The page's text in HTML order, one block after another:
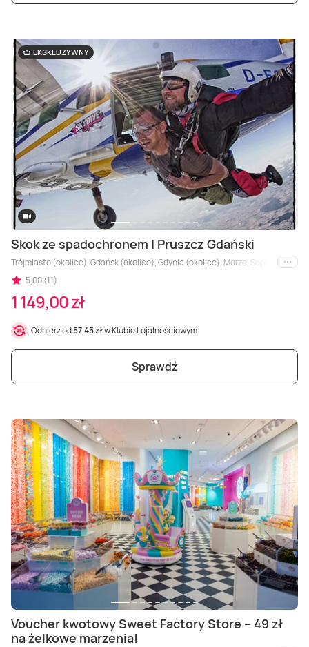
EKSKLUZYWNY
Skok ze spadochronem | Pruszcz Gdański
Trójmiasto (okolice), Gdańsk (okolice), Gdynia (okolice), Morze, Sopot (okolice)
i inne
5,00 (11)
1 149,00 zł
Odbierz od57,45 złw Klubie Lojalnościowym
Sprawdź
Voucher kwotowy Sweet Factory Store – 49 zł
na żelkowe marzenia!